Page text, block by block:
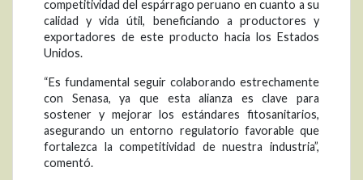
competitividad del espárrago peruano en cuanto a su
calidad y vida útil, beneficiando a productores y
exportadores de este producto hacia los Estados
Unidos.
“Es fundamental seguir colaborando estrechamente
con Senasa, ya que esta alianza es clave para
sostener y mejorar los estándares fitosanitarios,
asegurando un entorno regulatorio favorable que
fortalezca la competitividad de nuestra industria”,
comentó.